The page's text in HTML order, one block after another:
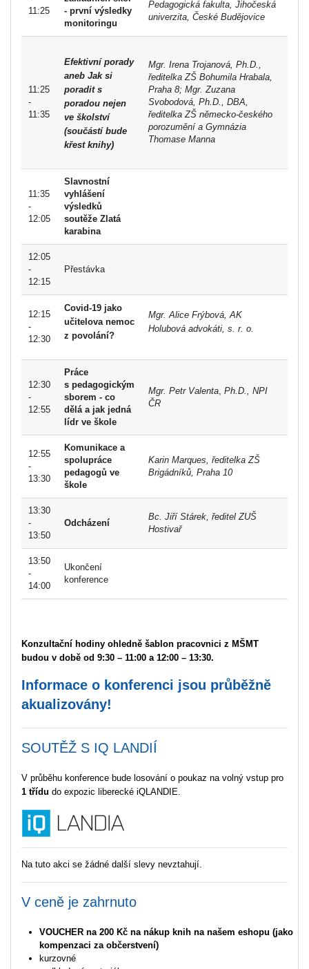
11:25
- první výsledky
monitoringu
Pedagogická fakulta, Jihočeská
univerzita, České Budějovice
11:25
-
11:35
Efektivní porady
aneb Jak si
poradit s
poradou nejen
ve školství
(součástí bude
křest knihy)
Mgr. Irena Trojanová, Ph.D.,
ředitelka ZŠ Bohumila Hrabala,
Praha 8; Mgr. Zuzana
Svobodová, Ph.D., DBA,
ředitelka ZŠ německo-českého
porozumění a Gymnázia
Thomase Manna
11:35
-
12:05
Slavnostní
vyhlášení
výsledků
soutěže Zlatá
karabina
12:05
-
12:15
Přestávka
12:15
-
12:30
Covid-19 jako
učitelova nemoc
z povolání?
Mgr. Alice Frýbová, AK
Holubová advokáti, s. r. o.
12:30
-
12:55
Práce
s pedagogickým
sborem - co
dělá a jak jedná
lídr ve škole
Mgr. Petr Valenta Ph.D., NPI
ČR
12:55
-
13:30
Komunikace a
spolupráce
pedagogů ve
škole
Karin Marques, ředitelka ZŠ
Brigádníků, Praha 10
13:30
-
13:50
Odcházení
Bc. Jiří Stárek, ředitel ZUŠ
Hostivař
13:50
-
14:00
Ukončení
konference
Konzultační hodiny ohledně šablon pracovnici z MŠMT
budou v době od 9:30 – 11:00 a 12:00 – 13:30.
Informace o konferenci jsou průběžně
akualizovány!
SOUTĚŽ S IQ LANDIÍ
V průběhu konference bude losování o poukaz na volný vstup pro
1 třídu do expozic liberecké iQLANDIE.
Na tuto akci se žádné další slevy nevztahují.
V ceně je zahrnuto
VOUCHER na 200 Kč na nákup knih na našem eshopu (jako
kompenzaci za občerstvení)
kurzovné